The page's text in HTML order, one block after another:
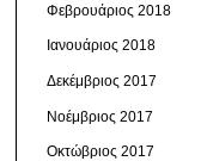
Φεβρουάριος 2018
Ιανουάριος 2018
Δεκέμβριος 2017
Νοέμβριος 2017
Οκτώβριος 2017